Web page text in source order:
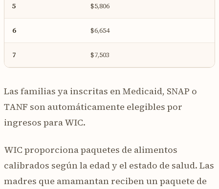
5 $5,806
6 $6,654
7 $7,503
Las familias ya inscritas en Medicaid, SNAP o
TANF son automáticamente elegibles por
ingresos para WIC.
WIC proporciona paquetes de alimentos
calibrados según la edad y el estado de salud. Las
madres que amamantan reciben un paquete de